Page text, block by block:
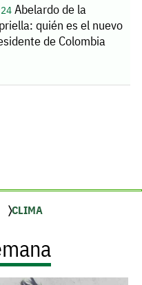
Abelardo de la
quién es el nuevo
de Colombia
CLIMA